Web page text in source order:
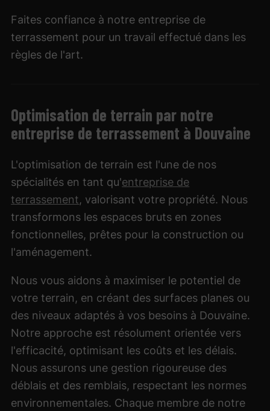
Faites confiance à notre entreprise de
terrassement pour un travail effectué dans les
règles de l'art.
Optimisation de terrain par notre
entreprise de terrassement à Douvaine
L'optimisation de terrain est l'une de nos
spécialités en tant qu'entreprise de
terrassement, valorisant votre propriété. Nous
transformons les espaces bruts en zones
fonctionnelles, prêtes pour la construction ou
l'aménagement.
Nous vous aidons à maximiser le potentiel de
votre terrain, en créant des surfaces planes ou
des niveaux adaptés à vos besoins à Douvaine.
Notre approche est résolument orientée vers
l'efficacité, optimisant les coûts et les délais.
Nous assurons une gestion rigoureuse des
déblais et des remblais, respectant les normes
environnementales. Chaque membre de notre